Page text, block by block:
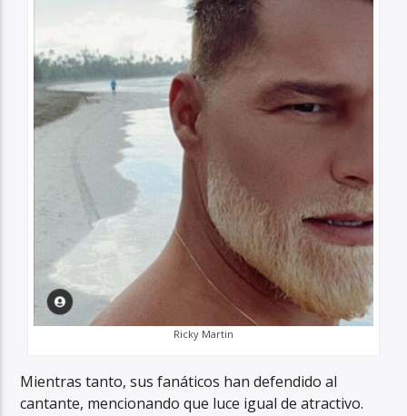
Ricky Martin
Mientras tanto, sus fanáticos han defendido al
cantante, mencionando que luce igual de atractivo.